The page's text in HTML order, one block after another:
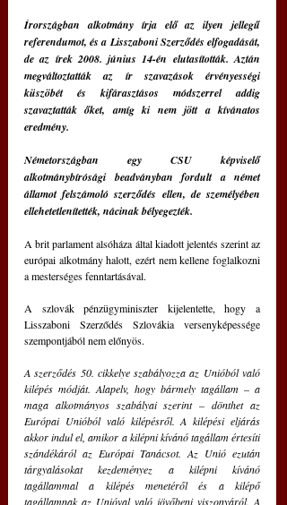
Írországban alkotmány írja elő az ilyen jellegű
referendumot, és a Lisszaboni Szerződés elfogadását,
de az írek 2008. június 14-én elutasították. Aztán
megváltoztatták az ír szavazások érvényességi
küszöbét és kifárasztásos módszerrel addig
szavaztatták őket, amíg ki nem jött a kívánatos
eredmény.
Németországban egy CSU képviselő
alkotmánybírósági beadványban fordult a német
államot felszámoló szerződés ellen, de személyében
ellehetetlenítették, nácinak bélyegezték.
A brit parlament alsóháza által kiadott jelentés szerint az
európai alkotmány halott, ezért nem kellene foglalkozni
a mesterséges fenntartásával.
A szlovák pénzügyminiszter kijelentette, hogy a
Lisszaboni Szerződés Szlovákia versenyképessége
szempontjából nem előnyös.
A szerződés 50. cikkelye szabályozza az Unióból való
kilépés módját. Alapelv, hogy bármely tagállam – a
maga alkotmányos szabályai szerint – dönthet az
Európai Unióból való kilépésről. A kilépési eljárás
akkor indul el, amikor a kilépni kívánó tagállam értesíti
szándékáról az Európai Tanácsot. Az Unió ezután
tárgyalásokat kezdeményez a kilépni kívánó
tagállammal a kilépés menetéről és a kilépő
tagállamnak az Unióval való jövőbeni viszonyáról. A